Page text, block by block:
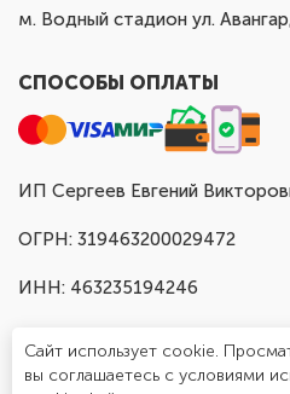
м. Водный стадион ул.
СПОСОБЫ ОПЛАТЫ
ИП Сергеев Евгений
ОГРН: 319463200029472
ИНН: 463235194246
Сайт использует cookie.
вы соглашаетесь с условиями